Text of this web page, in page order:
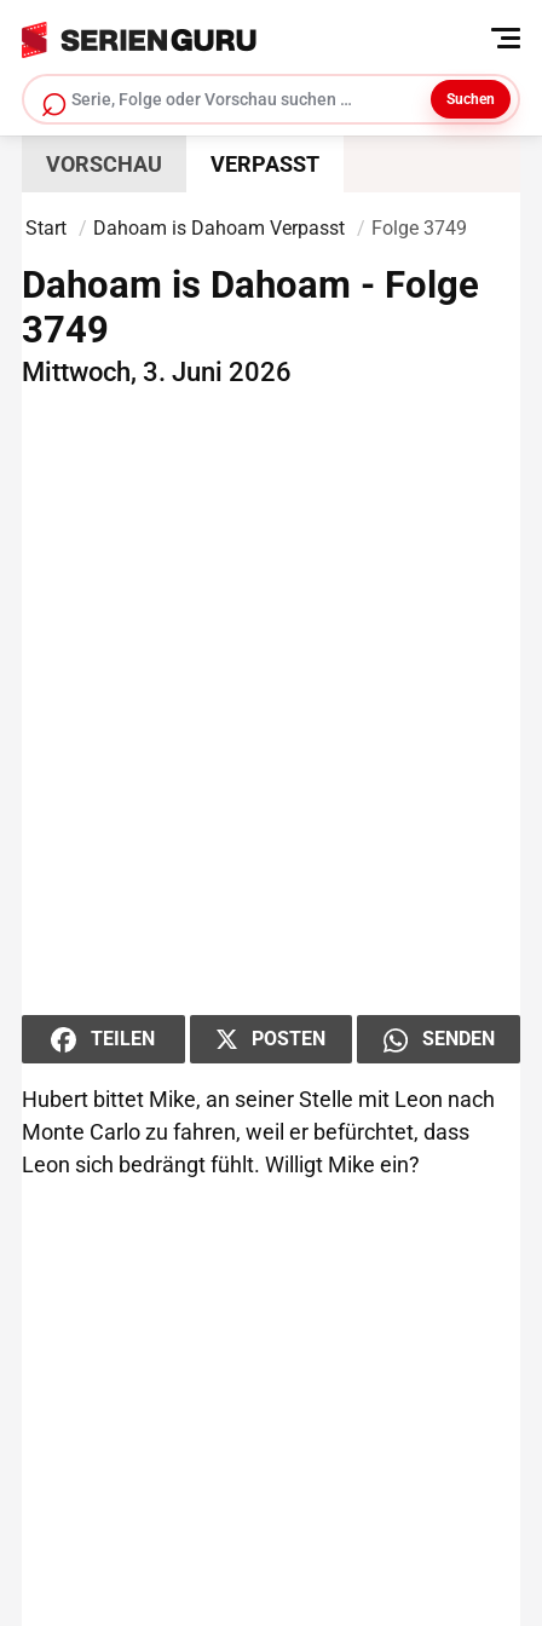
⌕
Serie suchen
Suchen
VORSCHAU VERPASST
Start Dahoam is Dahoam Verpasst Folge 3749
Dahoam is Dahoam - Folge
3749
Mittwoch, 3. Juni 2026
TEILEN POSTEN SENDEN
Hubert bittet Mike, an seiner Stelle mit Leon nach
Monte Carlo zu fahren, weil er befürchtet, dass
Leon sich bedrängt fühlt. Willigt Mike ein?